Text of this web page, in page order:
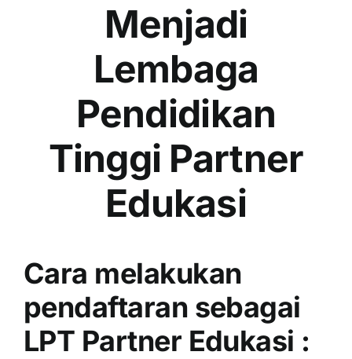
Menjadi
Lembaga
Pendidikan
Tinggi Partner
Edukasi
Cara melakukan
pendaftaran sebagai
LPT Partner Edukasi :